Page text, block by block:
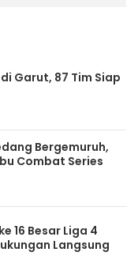
Garut, 87 Tim Siap
Bergemuruh,
Combat Series
16 Besar Liga 4
Langsung